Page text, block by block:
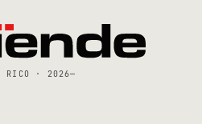
RICO · 2026—